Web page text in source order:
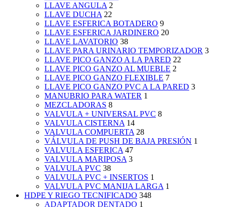
LLAVE ANGULA 2
LLAVE DUCHA 22
LLAVE ESFERICA BOTADERO 9
LLAVE ESFERICA JARDINERO 20
LLAVE LAVATORIO 38
LLAVE PARA URINARIO TEMPORIZADOR 3
LLAVE PICO GANZO A LA PARED 22
LLAVE PICO GANZO AL MUEBLE 2
LLAVE PICO GANZO FLEXIBLE 7
LLAVE PICO GANZO PVC A LA PARED 3
MANUBRIO PARA WATER 1
MEZCLADORAS 8
VALVULA + UNIVERSAL PVC 8
VALVULA CISTERNA 14
VALVULA COMPUERTA 28
VÁLVULA DE PUSH DE BAJA PRESIÓN 1
VALVULA ESFERICA 47
VALVULA MARIPOSA 3
VALVULA PVC 38
VALVULA PVC + INSERTOS 1
VALVULA PVC MANIJA LARGA 1
HDPE Y RIEGO TECNIFICADO 348
ADAPTADOR DENTADO 1